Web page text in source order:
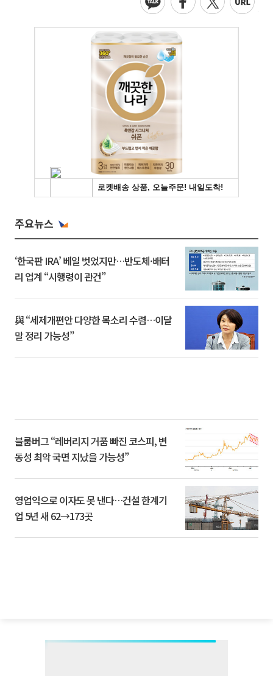
주요뉴스
‘한국판 IRA’ 베일 벗었지만…반도체·배터
리 업계 “시행령이 관건”
與 “세제개편안 다양한 목소리 수렴…이달
말 정리 가능성”
블룸버그 “레버리지 거품 빠진 코스피, 변
동성 최악 국면 지났을 가능성”
영업익으로 이자도 못 낸다…건설 한계기
업 5년 새 62→173곳